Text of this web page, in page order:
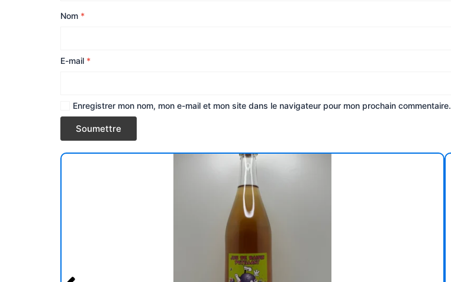
Nom *
E-mail *
Enregistrer mon nom, mon e-mail et mon site dans le navigateur pour mon prochain commentaire.